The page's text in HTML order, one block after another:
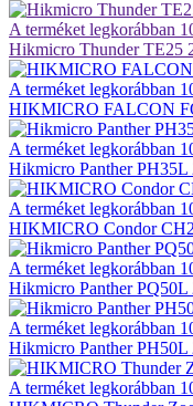
A terméket legkorábban
Hikmicro Thunder TE25
A terméket legkorábban
HIKMICRO FALCON
A terméket legkorábban
Hikmicro Panther PH35L
A terméket legkorábban
HIKMICRO Condor
A terméket legkorábban
Hikmicro Panther PQ50L
A terméket legkorábban
Hikmicro Panther PH50L
A terméket legkorábban